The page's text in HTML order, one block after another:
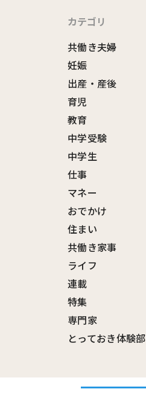
カテゴリ
共働き夫婦
妊娠
出産・産後
育児
教育
中学受験
中学生
仕事
マネー
おでかけ
住まい
共働き家事
ライフ
連載
特集
専門家
とっておき体験部